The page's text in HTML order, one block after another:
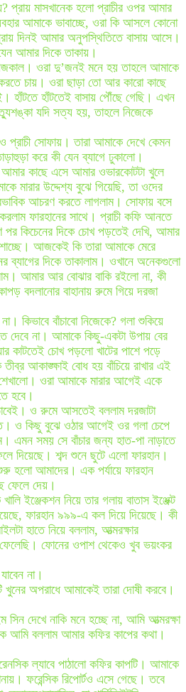
প্রায় মাসখানেক হলো প্রাচীর ওপর আমার
আমাকে ভাবাচ্ছে, ওরা কি আসলে কোনো
দিনই আমার অনুপস্থিতিতে বাসায় আসে।
আমার দিকে তাকায়।
ওরা দু’জনই মনে হয় তাহলে আমাকে
চায়। ওরা ছাড়া তো আর কারো কাছে
হাঁটতে হাঁটতেই বাসায় পৌঁছে গেছি। এখন
যদি সত্য হয়, তাহলে নিজেকে
প্রাচী সোফায়। তারা আমাকে দেখে কেমন
করে কী যেন ব্যাগে ঢুকালো।
কাছে এসে আমার ওভারকোটটা খুলে
মারার উদ্দেশ্য বুঝে গিয়েছি, তা ওদের
আচরণ করতে লাগলাম। সোফায় বসে
ফারহানের সাথে। প্রাচী কফি আনতে
কিচেনের দিকে চোখ পড়তেই দেখি, আমার
আজকেই কি তারা আমাকে মেরে
ব্যাগের দিকে তাকালাম। ওখানে অনেকগুলো
আমার আর বোঝার বাকি রইলো না, কী
বদলানোর বাহানায় রুমে গিয়ে দরজা
কিভাবে বাঁচাবো নিজেকে? গলা শুকিয়ে
দেবে না। আমাকে কিছু-একটা উপায় বের
চোখ পড়লো খাটের পাশে পড়ে
তীব্র আকাঙ্ক্ষাই বোধ হয় বাঁচিয়ে রাখার এই
শেখালো। ওরা আমাকে মারার আগেই একে
হবে।
ও রুমে আসতেই বললাম দরজাটা
ও কিছু বুঝে ওঠার আগেই ওর গলা চেপে
এমন সময় সে বাঁচার জন্য হাত-পা নাড়াতে
দিয়েছে। শব্দ শুনে ছুটে এলো ফারহান।
হলো আমাদের। এক পর্যায়ে ফারহান
ফেলে দেয়।
ইঞ্জেকশন নিয়ে তার গলায় বাতাস ইঞ্জেক্ট
ফারহান ৯৯৯-এ কল দিয়ে দিয়েছে। কী
হাতে নিয়ে বললাম, আত্মরক্ষার
ফোনের ওপাশ থেকেও খুব ভয়ংকর
না।
অপরাধে আমাকেই তারা দোষী করবে।
দেখে নাকি মনে হচ্ছে না, আমি আত্মরক্ষা
আমি বললাম আমার কফির কাপের কথা।
ল্যাবে পাঠালো কফির কাপটি। আমাকে
ফরেন্সিক রিপোর্টও এসে গেছে। তবে